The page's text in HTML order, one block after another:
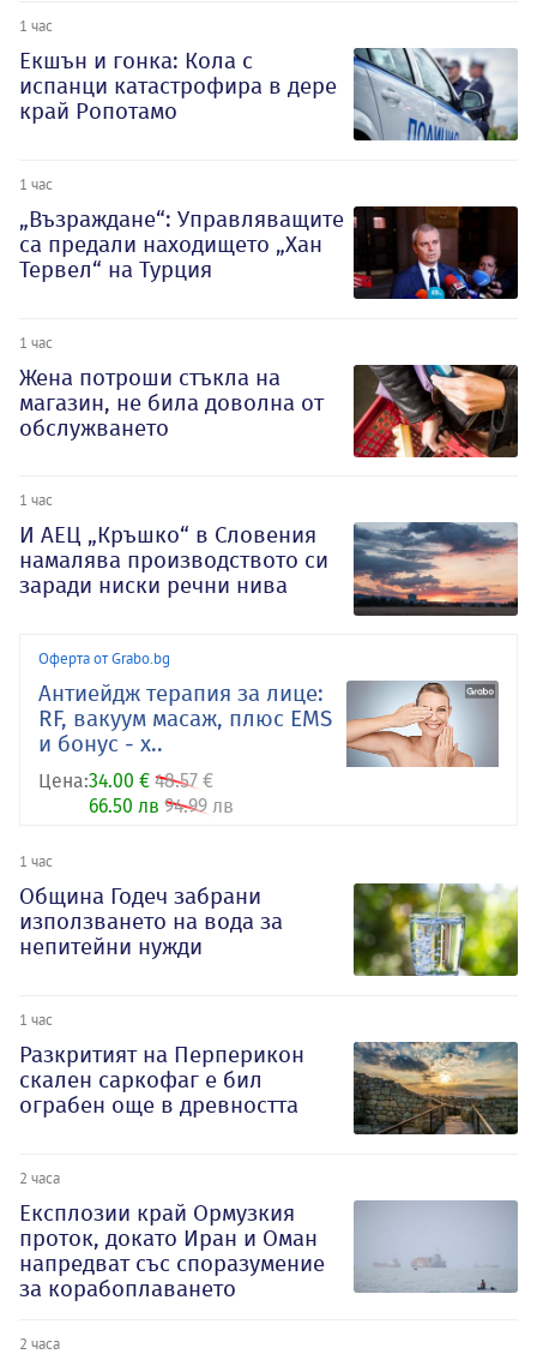
1 час
Екшън и гонка: Кола с
испанци катастрофира в дере
край Ропотамо
1 час
„Възраждане“: Управляващите
са предали находището „Хан
Тервел“ на Турция
1 час
Жена потроши стъкла на
магазин, не била доволна от
обслужването
1 час
И АЕЦ „Кръшко“ в Словения
намалява производството си
заради ниски речни нива
Оферта от Grabo.bg
Антиейдж терапия за лице:
RF, вакуум масаж, плюс EMS
и бонус - х..
Цена:34.00 € 48.57 €
66.50 лв 94.99 лв
1 час
Община Годеч забрани
използването на вода за
непитейни нужди
1 час
Разкритият на Перперикон
скален саркофаг е бил
ограбен още в древността
2 часа
Експлозии край Ормузкия
проток, докато Иран и Оман
напредват със споразумение
за корабоплаването
2 часа